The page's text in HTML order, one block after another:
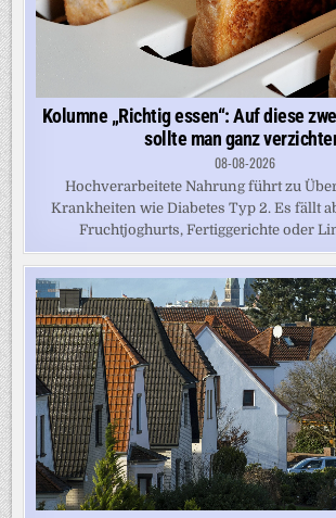
Kolumne „Richtig essen“: Auf diese
sollte man ganz
08-08-2026
Hochverarbeitete Nahrung führt zu
Krankheiten wie Diabetes Typ 2. Es fällt
Fruchtjoghurts, Fertiggerichte oder